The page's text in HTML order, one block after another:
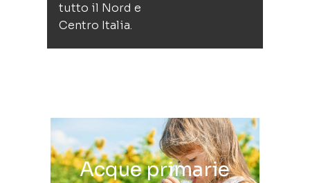
tutto il Nord e
Centro Italia.
Acque primarie